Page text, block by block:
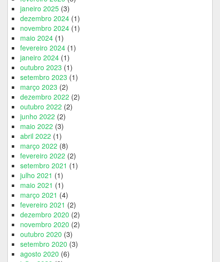
janeiro 2025 (3)
dezembro 2024 (1)
novembro 2024 (1)
maio 2024 (1)
fevereiro 2024 (1)
janeiro 2024 (1)
outubro 2023 (1)
setembro 2023 (1)
março 2023 (2)
dezembro 2022 (2)
outubro 2022 (2)
junho 2022 (2)
maio 2022 (3)
abril 2022 (1)
março 2022 (8)
fevereiro 2022 (2)
setembro 2021 (1)
julho 2021 (1)
maio 2021 (1)
março 2021 (4)
fevereiro 2021 (2)
dezembro 2020 (2)
novembro 2020 (2)
outubro 2020 (3)
setembro 2020 (3)
agosto 2020 (6)